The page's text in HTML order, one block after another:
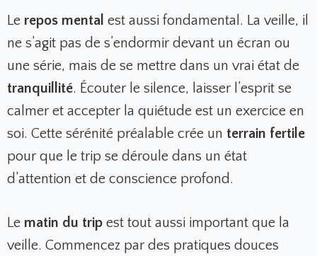
Le repos mental est aussi fondamental. La veille, il
ne s’agit pas de s’endormir devant un écran ou
une série, mais de se mettre dans un vrai état de
tranquillité. Écouter le silence, laisser l’esprit se
calmer et accepter la quiétude est un exercice en
soi. Cette sérénité préalable crée un terrain fertile
pour que le trip se déroule dans un état
d’attention et de conscience profond.
Le matin du trip est tout aussi important que la
veille. Commencez par des pratiques douces